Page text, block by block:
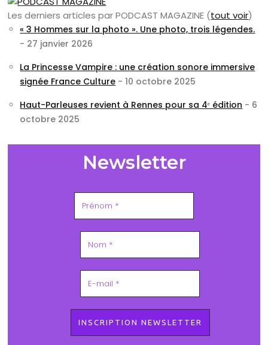
Les derniers articles par PODCAST MAGAZINE (tout voir)
« 3 Hommes sur la photo ». Une photo, trois légendes.
- 27 janvier 2026
La Princesse Vampire : une création sonore immersive
signée France Culture - 10 octobre 2025
Haut-Parleuses revient à Rennes pour sa 4ᵉ édition - 6
octobre 2025
Newsletter